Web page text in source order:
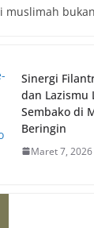
muslimah
Sinergi
dan Lazismu
Sembako di
Beringin
Maret 7, 2026